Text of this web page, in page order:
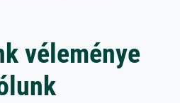
véleménye